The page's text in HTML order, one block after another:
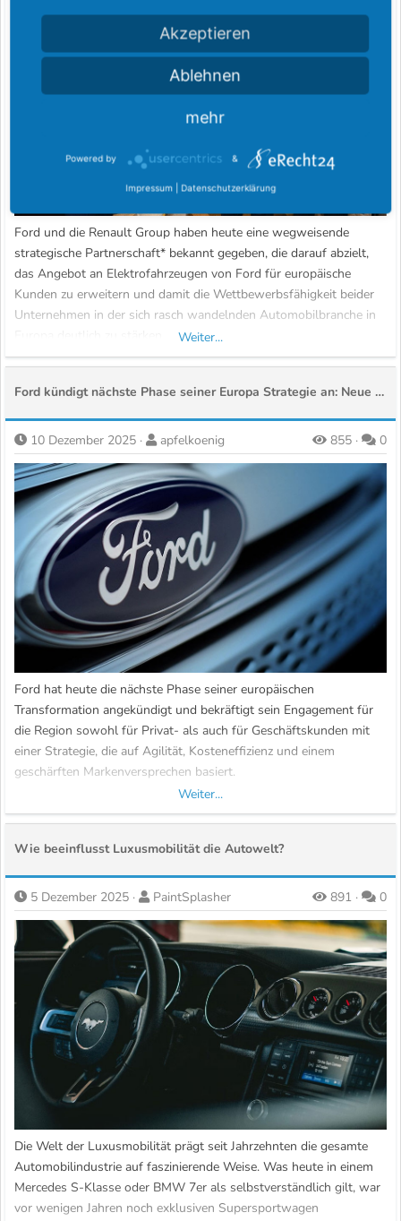
Ford und die Renault Group haben heute eine wegweisende
strategische Partnerschaft* bekannt gegeben, die darauf abzielt,
das Angebot an Elektrofahrzeugen von Ford für europäische
Kunden zu erweitern und damit die Wettbewerbsfähigkeit beider
Unternehmen in der sich rasch wandelnden Automobilbranche in
Partnerschaftsvereinbarung zur...
Weiter...
Ford kündigt nächste Phase seiner Europa Strategie an: Neue strategische Partnerschaft, Produktoffensive und Forderung nach politischer Abstimmung
10 Dezember 2025 apfelkoenig 855 0
Ford hat heute die nächste Phase seiner europäischen
Transformation angekündigt und bekräftigt sein Engagement für
die Region sowohl für Privat- als auch für Geschäftskunden mit
einer Strategie, die auf Agilität, Kosteneffizienz und einem
geschärften Markenversprechen basiert.
Die Strategie von Ford für Europa basiert auf drei Säulen – der
Pro...
Weiter...
Wie beeinflusst Luxusmobilität die Autowelt?
5 Dezember 2025 PaintSplasher 891 0
Die Welt der Luxusmobilität prägt seit Jahrzehnten die gesamte
Automobilindustrie auf faszinierende Weise. Was heute in einem
Mercedes S-Klasse oder BMW 7er als selbstverständlich gilt, war
vor wenigen Jahren noch exklusiven Supersportwagen
Akzeptieren
Ablehnen
mehr
Powered by &
Impressum Datenschutzerklärung